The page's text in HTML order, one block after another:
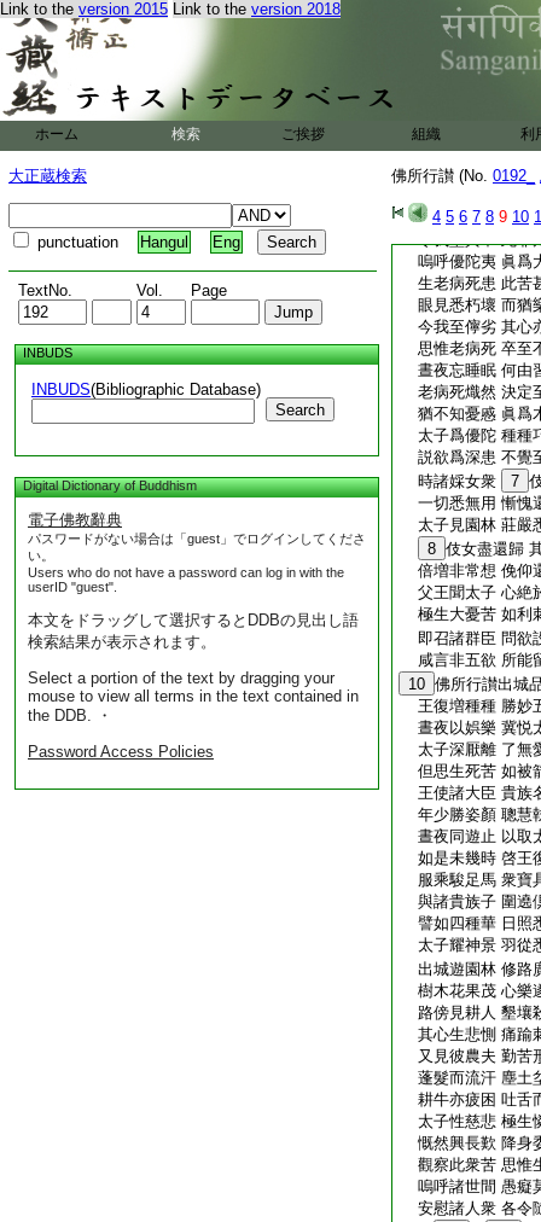
Link to the version 2015 Link to the version 2018
ホーム 検索 ご挨拶 組織 利
大正蔵検索
punctuation Hangul Eng
TextNo. Vol. Page
INBUDS
INBUDS(Bibliographic Database)
Search
Digital Dictionary of Buddhism
電子佛教辭典
パスワードがない場合は「guest」でログインしてくださ
い。
Users who do not have a password can log in with the
userID "guest".
本文をドラッグして選択するとDDBの見出し語
検索結果が表示されます。
Select a portion of the text by dragging your
mouse to view all terms in the text contained in
the DDB. ・
Password Access Policies
佛所行讃 (No. 0192_
4 5 6 7 8 9 10
又稱彼勝 2 士
亦復同磨滅 當知
若言假方便
習則眞染著 何名
眞實隨順者 是則
此心難裁抑 隨事
著則不見過 如何
6 如是老病死
令我墜其中 此非
嗚呼優陀夷 眞爲
生老病死患 此苦
眼見悉朽壞 而猶
今我至儜劣 其心
思惟老病死 卒至
晝夜忘睡眠 何由
老病死熾然 決定
猶不知憂慼 眞爲
太子爲優陀 種種
説欲爲深患 不覺
時諸婇女衆
7
一切悉無用 慚愧
太子見園林 莊嚴
8 伎女盡還歸
倍増非常想 俛仰
父王聞太子 心絶
極生大憂苦 如利
即召諸群臣 問欲
咸言非五欲 所能
10 佛所行讃出城
王復増種種 勝妙
晝夜以娯樂 冀悦
太子深厭離 了無
但思生死苦 如被
王使諸大臣 貴族
年少勝姿顏 聰慧
晝夜同遊止 以取
如是未幾時 啓王
服乘駿足馬 衆寶
與諸貴族子 圍遶
譬如四種華 日照
太子耀神景 羽從
出城遊園林 修路
樹木花果茂 心樂
路傍見耕人 墾壤
其心生悲惻 痛踰
又見彼農夫 勤苦
蓬髮而流汗 塵土
耕牛亦疲困 吐舌
太子性慈悲 極生
慨然興長歎 降身
觀察此衆苦 思惟
嗚呼諸世間 愚癡
安慰諸人衆 各令